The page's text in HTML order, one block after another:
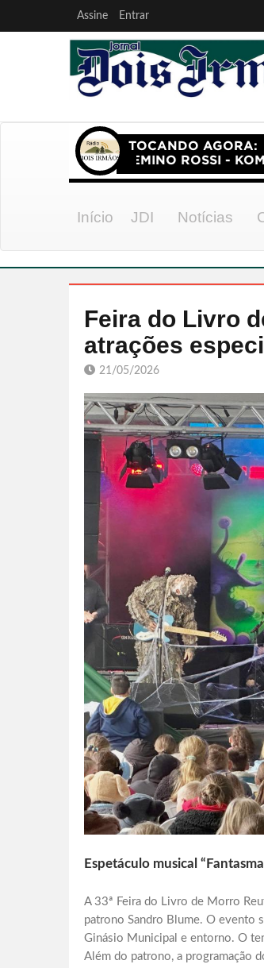
Assine Entrar
Início JDI Notícias
Feira do Livro
atrações
21/05/2026
Espetáculo musical
A 33ª Feira do Livro de Morro
patrono Sandro Blume. O evento
Ginásio Municipal e entorno. O
Além do patrono, a programação